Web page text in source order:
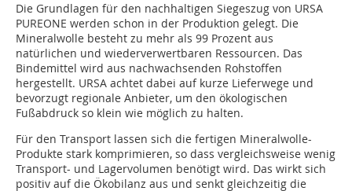
Die Grundlagen für den nachhaltigen Siegeszug von URSA
PUREONE werden schon in der Produktion gelegt. Die
Mineralwolle besteht zu mehr als 99 Prozent aus
natürlichen und wiederverwertbaren Ressourcen. Das
Bindemittel wird aus nachwachsenden Rohstoffen
hergestellt. URSA achtet dabei auf kurze Lieferwege und
bevorzugt regionale Anbieter, um den ökologischen
Fußabdruck so klein wie möglich zu halten.
Für den Transport lassen sich die fertigen Mineralwolle-
Produkte stark komprimieren, so dass vergleichsweise wenig
Transport- und Lagervolumen benötigt wird. Das wirkt sich
positiv auf die Ökobilanz aus und senkt gleichzeitig die